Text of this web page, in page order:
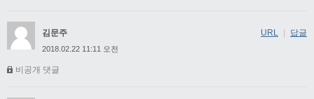
김문주
2018.02.22 11:11 오전
비공개 댓글
URL | 답글